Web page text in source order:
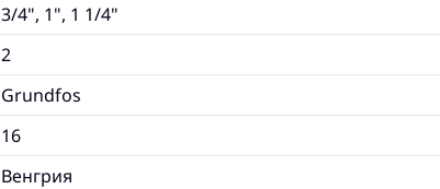
3/4", 1", 1 1/4"
2
Grundfos
16
Венгрия